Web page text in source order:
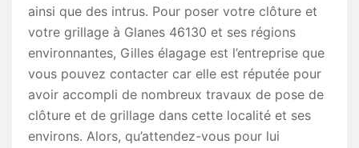
ainsi que des intrus. Pour poser votre clôture et
votre grillage à Glanes 46130 et ses régions
environnantes, Gilles élagage est l’entreprise que
vous pouvez contacter car elle est réputée pour
avoir accompli de nombreux travaux de pose de
clôture et de grillage dans cette localité et ses
environs. Alors, qu’attendez-vous pour lui